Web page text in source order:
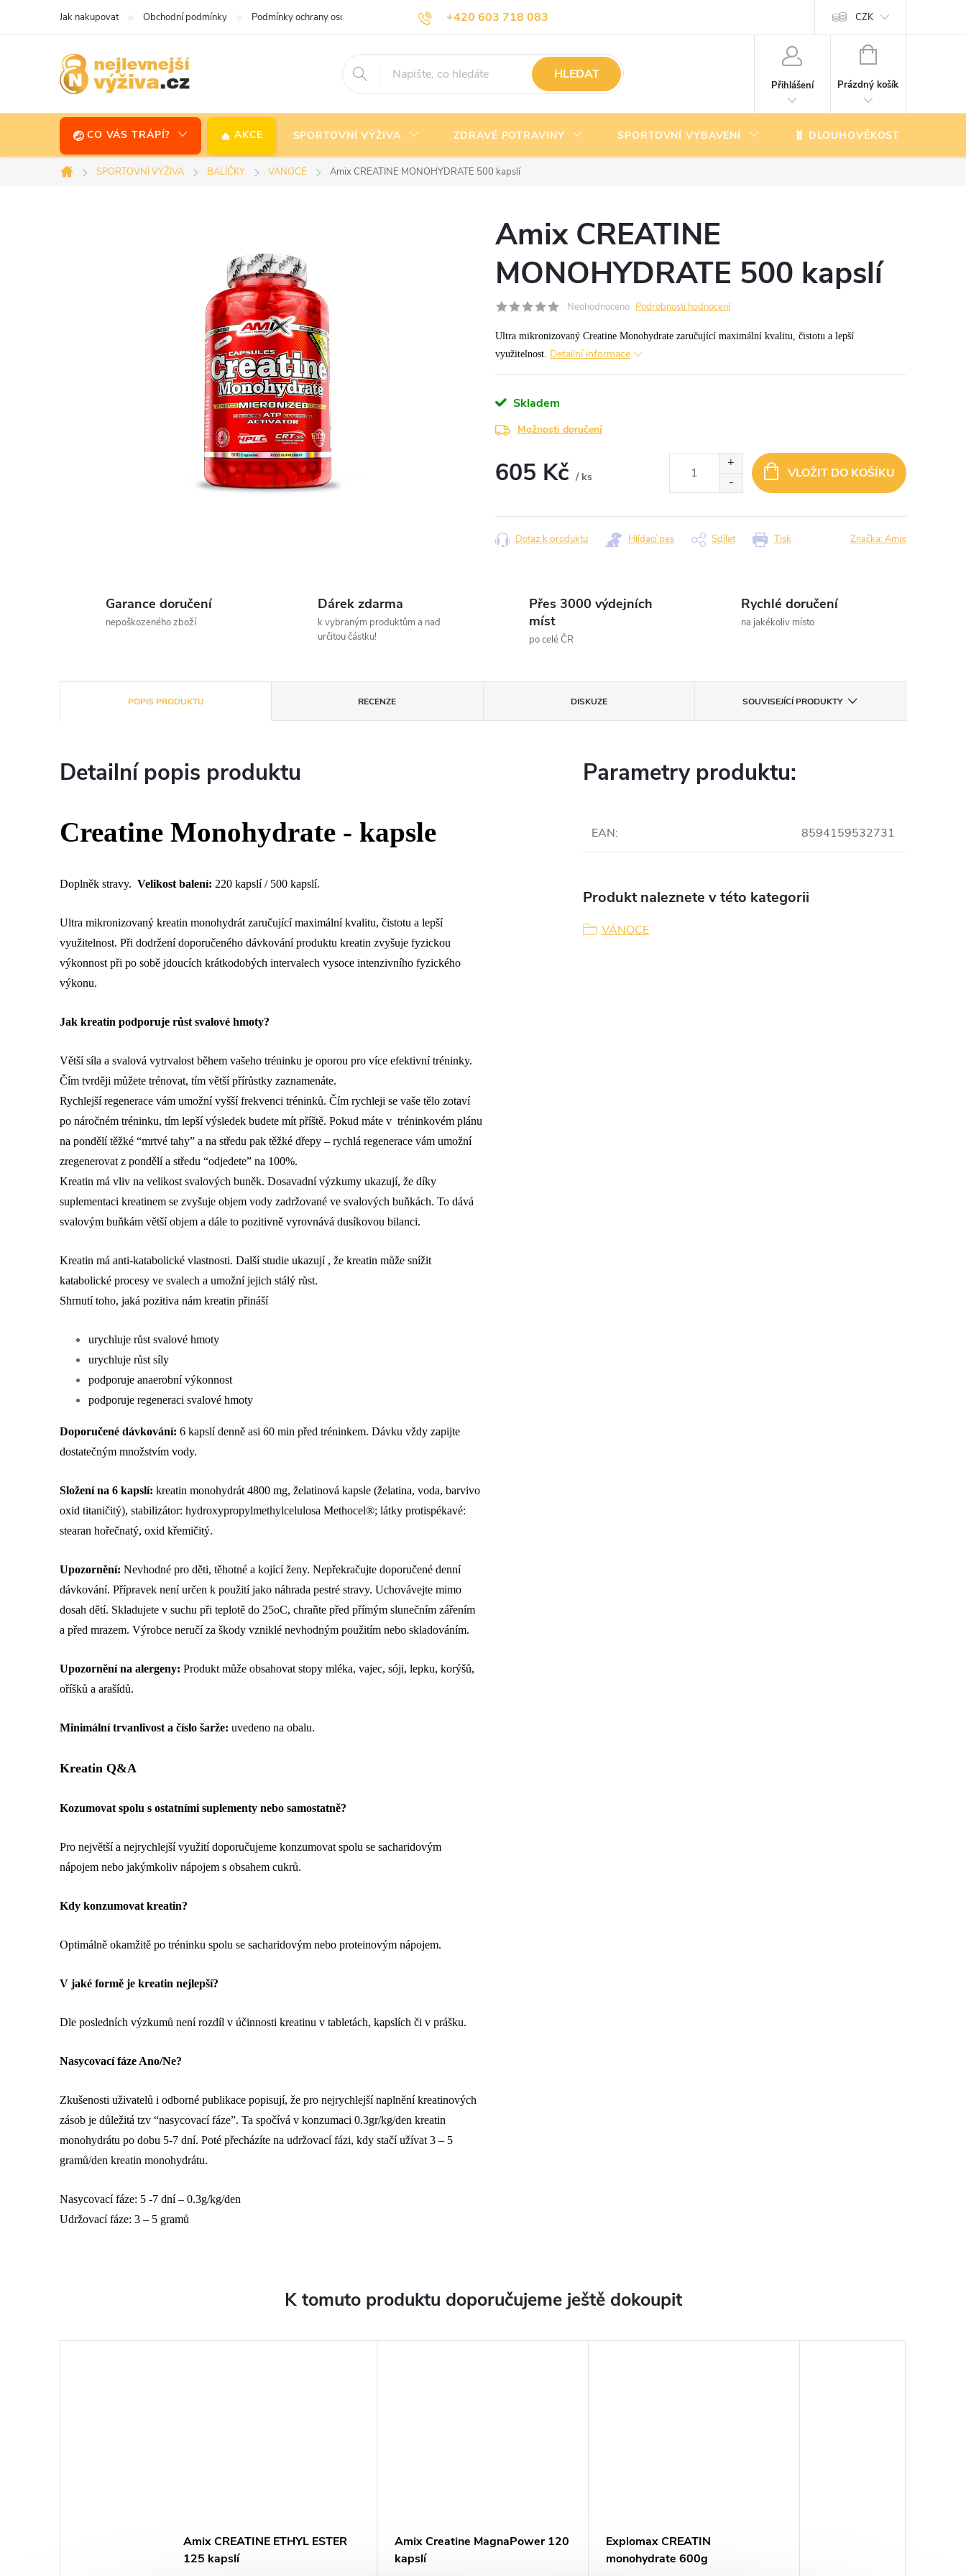
+420 603 718 083
info@nejlevnejsivyziva.cz
Jak nakupovat Obchodní podmínky Podmínky ochrany osobních údajů Doprava a platba Kontakty CZK
HLEDAT
Přihlášení
NÁKUPNÍ
Prázdný košík
CO VÁS TRÁPÍ? AKCE SPORTOVNÍ VÝŽIVA ZDRAVÉ POTRAVINY SPORTOVNÍ VYBAVENÍ 🧬 DLOUHOVĚKOST
Domů
SPORTOVNÍ VÝŽIVA BALÍČKY VÁNOCE Amix CREATINE MONOHYDRATE 500 kapslí
Amix CREATINE
MONOHYDRATE 500 kapslí
Neohodnoceno Podrobnosti hodnocení
Ultra mikronizovaný Creatine Monohydrate zaručující maximální kvalitu, čistotu a lepší
využitelnost. Detailní informace
Skladem
Možnosti doručení
605 Kč / ks
VLOŽIT DO KOŠÍKU
Tisk
Dotaz k produktu Hlídací pes Sdílet Značka:Amix
Garance doručení
nepoškozeného zboží
Dárek zdarma
k vybraným produktům a nad
určitou částku!
Přes 3000 výdejních
míst
po celé ČR
Rychlé doručení
na jakékoliv místo
POPIS PRODUKTU RECENZE DISKUZE SOUVISEJÍCÍ PRODUKTY
Detailní popis produktu
Creatine Monohydrate - kapsle
Doplněk stravy. Velikost balení: 220 kapslí / 500 kapslí.
Ultra mikronizovaný kreatin monohydrát zaručující maximální kvalitu, čistotu a lepší
využitelnost. Při dodržení doporučeného dávkování produktu kreatin zvyšuje fyzickou
výkonnost při po sobě jdoucích krátkodobých intervalech vysoce intenzivního fyzického
výkonu.
Jak kreatin podporuje růst svalové hmoty?
Větší síla a svalová vytrvalost během vašeho tréninku je oporou pro více efektivní tréninky.
Čím tvrději můžete trénovat, tím větší přírůstky zaznamenáte.
Rychlejší regenerace vám umožní vyšší frekvenci tréninků. Čím rychleji se vaše tělo zotaví
po náročném tréninku, tím lepší výsledek budete mít příště. Pokud máte v tréninkovém plánu
na pondělí těžké “mrtvé tahy” a na středu pak těžké dřepy – rychlá regenerace vám umožní
zregenerovat z pondělí a středu “odjedete” na 100%.
Kreatin má vliv na velikost svalových buněk. Dosavadní výzkumy ukazují, že díky
suplementaci kreatinem se zvyšuje objem vody zadržované ve svalových buňkách. To dává
svalovým buňkám větší objem a dále to pozitivně vyrovnává dusíkovou bilanci.
Kreatin má anti-katabolické vlastnosti. Další studie ukazují , že kreatin může snížit
katabolické procesy ve svalech a umožní jejich stálý růst.
Shrnutí toho, jaká pozitiva nám kreatin přináší
urychluje růst svalové hmoty
urychluje růst síly
podporuje anaerobní výkonnost
podporuje regeneraci svalové hmoty
Doporučené dávkování: 6 kapslí denně asi 60 min před tréninkem. Dávku vždy zapijte
dostatečným množstvím vody.
Složení na 6 kapslí: kreatin monohydrát 4800 mg, želatinová kapsle (želatina, voda, barvivo
oxid titaničitý), stabilizátor: hydroxypropylmethylcelulosa Methocel®; látky protispékavé:
stearan hořečnatý, oxid křemičitý.
Upozornění: Nevhodné pro děti, těhotné a kojící ženy. Nepřekračujte doporučené denní
dávkování. Přípravek není určen k použití jako náhrada pestré stravy. Uchovávejte mimo
dosah dětí. Skladujete v suchu při teplotě do 25oC, chraňte před přímým slunečním zářením
a před mrazem. Výrobce neručí za škody vzniklé nevhodným použitím nebo skladováním.
Upozornění na alergeny: Produkt může obsahovat stopy mléka, vajec, sóji, lepku, korýšů,
oříšků a arašídů.
Minimální trvanlivost a číslo šarže: uvedeno na obalu.
Kreatin Q&A
Kozumovat spolu s ostatními suplementy nebo samostatně?
Pro největší a nejrychlejší využití doporučujeme konzumovat spolu se sacharidovým
nápojem nebo jakýmkoliv nápojem s obsahem cukrů.
Kdy konzumovat kreatin?
Optimálně okamžitě po tréninku spolu se sacharidovým nebo proteinovým nápojem.
V jaké formě je kreatin nejlepší?
Dle posledních výzkumů není rozdíl v účinnosti kreatinu v tabletách, kapslích či v prášku.
Nasycovací fáze Ano/Ne?
Zkušenosti uživatelů i odborné publikace popisují, že pro nejrychlejší naplnění kreatinových
zásob je důležitá tzv “nasycovací fáze”. Ta spočívá v konzumaci 0.3gr/kg/den kreatin
monohydrátu po dobu 5-7 dní. Poté přecházíte na udržovací fázi, kdy stačí užívat 3 – 5
gramů/den kreatin monohydrátu.
Nasycovací fáze: 5 -7 dní – 0.3g/kg/den
Udržovací fáze: 3 – 5 gramů
Parametry produktu:
EAN: 8594159532731
Produkt naleznete v této kategorii
VÁNOCE
K tomuto produktu doporučujeme ještě dokoupit
Amix CREATINE ETHYL ESTER
125 kapslí
Amix Creatine MagnaPower 120
kapslí
Explomax CREATIN
monohydrate 600g